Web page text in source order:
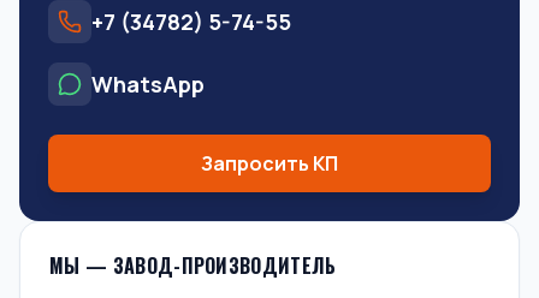
+7 (34782) 5-74-55
WhatsApp
Запросить КП
МЫ — ЗАВОД-ПРОИЗВОДИТЕЛЬ